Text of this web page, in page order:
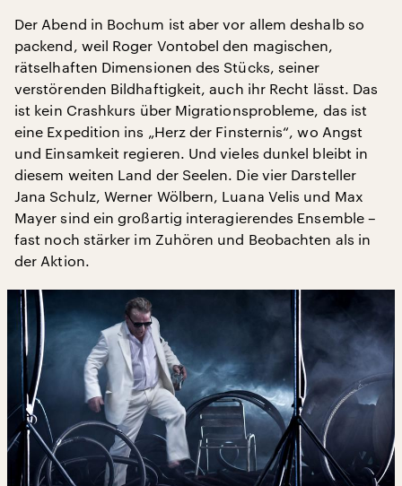
Der Abend in Bochum ist aber vor allem deshalb so
packend, weil Roger Vontobel den magischen,
rätselhaften Dimensionen des Stücks, seiner
verstörenden Bildhaftigkeit, auch ihr Recht lässt. Das
ist kein Crashkurs über Migrationsprobleme, das ist
eine Expedition ins „Herz der Finsternis“, wo Angst
und Einsamkeit regieren. Und vieles dunkel bleibt in
diesem weiten Land der Seelen. Die vier Darsteller
Jana Schulz, Werner Wölbern, Luana Velis und Max
Mayer sind ein großartig interagierendes Ensemble –
fast noch stärker im Zuhören und Beobachten als in
der Aktion.